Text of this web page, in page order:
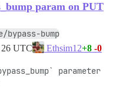
param on PUT
bypass-bump
UTC Ethsim12+8 -0
parameter